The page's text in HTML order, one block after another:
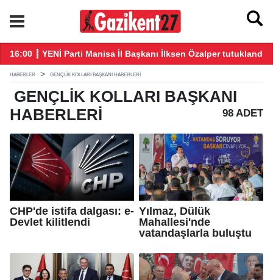
21:26 ┋ Çerçeve yasa Adalet Komisyonu’nda kabul edildi!
HABERLER GENÇLIK KOLLARI BAŞKANI HABERLERI
GENÇLIK KOLLARI BAŞKANI
HABERLERI
98 ADET
CHP'de istifa dalgası: e-
Devlet kilitlendi
Yılmaz, Dülük
Mahallesi'nde
vatandaşlarla buluştu